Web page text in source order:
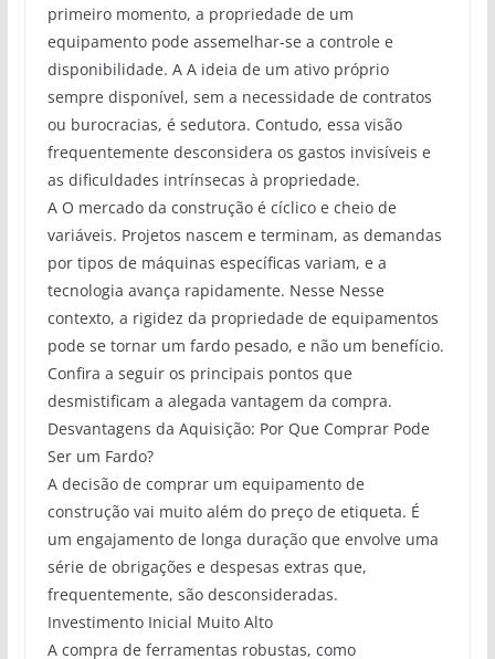
primeiro momento, a propriedade de um
equipamento pode assemelhar-se a controle e
disponibilidade. A A ideia de um ativo próprio
sempre disponível, sem a necessidade de contratos
ou burocracias, é sedutora. Contudo, essa visão
frequentemente desconsidera os gastos invisíveis e
as dificuldades intrínsecas à propriedade.
A O mercado da construção é cíclico e cheio de
variáveis. Projetos nascem e terminam, as demandas
por tipos de máquinas específicas variam, e a
tecnologia avança rapidamente. Nesse Nesse
contexto, a rigidez da propriedade de equipamentos
pode se tornar um fardo pesado, e não um benefício.
Confira a seguir os principais pontos que
desmistificam a alegada vantagem da compra.
Desvantagens da Aquisição: Por Que Comprar Pode
Ser um Fardo?
A decisão de comprar um equipamento de
construção vai muito além do preço de etiqueta. É
um engajamento de longa duração que envolve uma
série de obrigações e despesas extras que,
frequentemente, são desconsideradas.
Investimento Inicial Muito Alto
A compra de ferramentas robustas, como